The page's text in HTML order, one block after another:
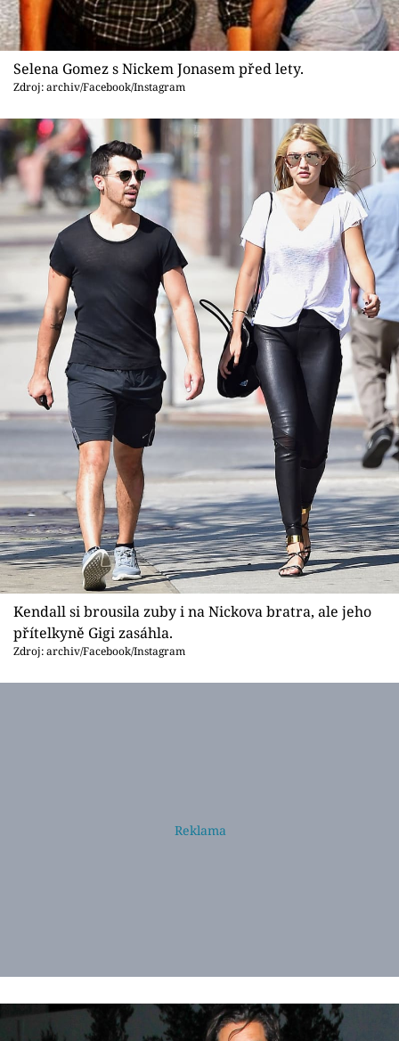
Selena Gomez s Nickem Jonasem před lety.
Zdroj: archiv/Facebook/Instagram
Kendall si brousila zuby i na Nickova bratra, ale jeho
přítelkyně Gigi zasáhla.
Zdroj: archiv/Facebook/Instagram